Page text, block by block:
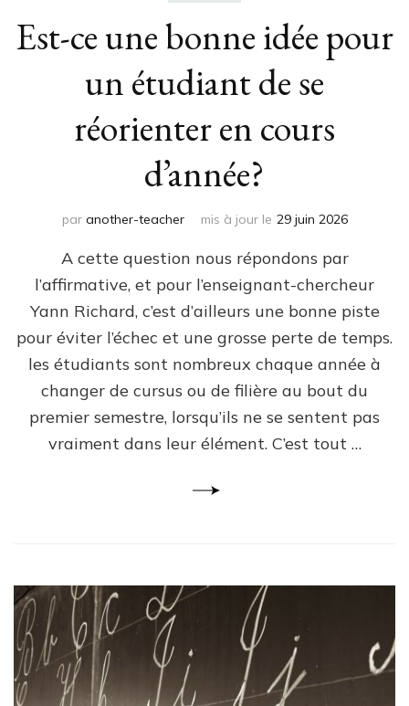
Est-ce une bonne idée pour
un étudiant de se
réorienter en cours
d’année?
par another-teacher mis à jour le 29 juin 2026
A cette question nous répondons par
l’affirmative, et pour l’enseignant-chercheur
Yann Richard, c’est d’ailleurs une bonne piste
pour éviter l’échec et une grosse perte de temps.
les étudiants sont nombreux chaque année à
changer de cursus ou de filière au bout du
premier semestre, lorsqu’ils ne se sentent pas
vraiment dans leur élément. C’est tout …